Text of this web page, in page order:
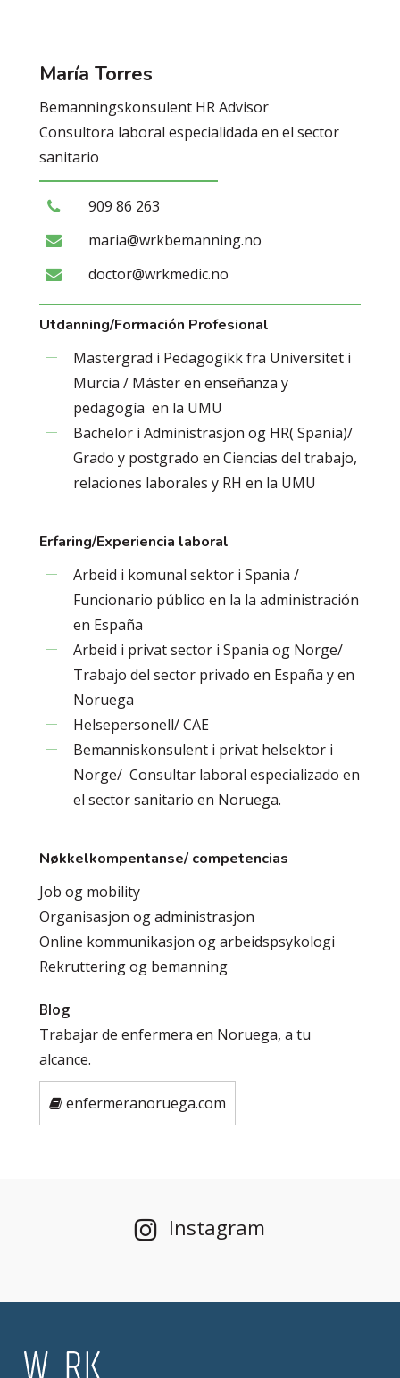
María Torres
Bemanningskonsulent HR Advisor
Consultora laboral especialidada en el sector
sanitario
909 86 263
maria@wrkbemanning.no
doctor@wrkmedic.no
Utdanning/Formación Profesional
Mastergrad i Pedagogikk fra Universitet i
Murcia / Máster en enseñanza y
pedagogía en la UMU
Bachelor i Administrasjon og HR( Spania)/
Grado y postgrado en Ciencias del trabajo,
relaciones laborales y RH en la UMU
Erfaring/Experiencia laboral
Arbeid i komunal sektor i Spania /
Funcionario público en la la administración
en España
Arbeid i privat sector i Spania og Norge/
Trabajo del sector privado en España y en
Noruega
Helsepersonell/ CAE
Bemanniskonsulent i privat helsektor i
Norge/ Consultar laboral especializado en
el sector sanitario en Noruega.
Nøkkelkompentanse/ competencias
Job og mobility
Organisasjon og administrasjon
Online kommunikasjon og arbeidspsykologi
Rekruttering og bemanning
Blog
Trabajar de enfermera en Noruega, a tu
alcance.
enfermeranoruega.com
Instagram